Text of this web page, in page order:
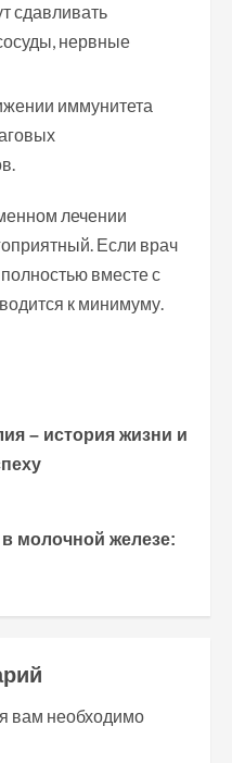
сдавливать
нервные
иммунитета
лечении
Если врач
вместе с
к минимуму.
– история жизни и
молочной железе:
вам необходимо